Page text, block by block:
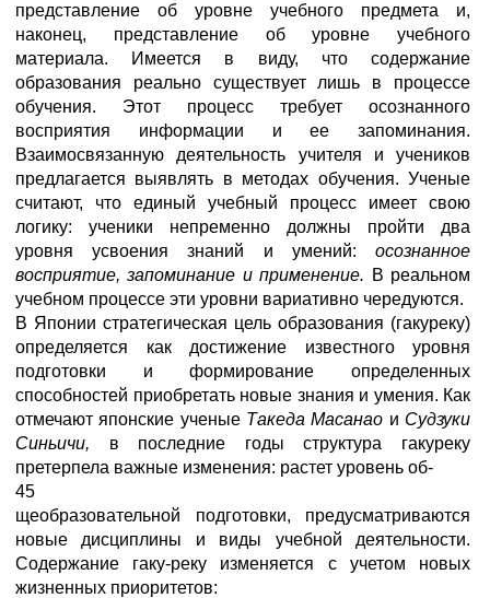
представление об уровне учебного предмета и,
наконец, представление об уровне учебного
материала. Имеется в виду, что содержание
образования реально существует лишь в процессе
обучения. Этот процесс требует осознанного
восприятия информации и ее запоминания.
Взаимосвязанную деятельность учителя и учеников
предлагается выявлять в методах обучения. Ученые
считают, что единый учебный процесс имеет свою
логику: ученики непременно должны пройти два
уровня усвоения знаний и умений: осознанное
восприятие, запоминание и применение. В реальном
учебном процессе эти уровни вариативно чередуются.
В Японии стратегическая цель образования (гакуреку)
определяется как достижение известного уровня
подготовки и формирование определенных
способностей приобретать новые знания и умения. Как
отмечают японские ученые Такеда Масанао и Судзуки
Синьичи, в последние годы структура гакуреку
претерпела важные изменения: растет уровень об-
45
щеобразовательной подготовки, предусматриваются
новые дисциплины и виды учебной деятельности.
Содержание гаку-реку изменяется с учетом новых
жизненных приоритетов: